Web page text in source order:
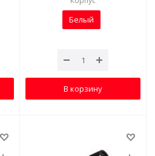
Белый
В корзину